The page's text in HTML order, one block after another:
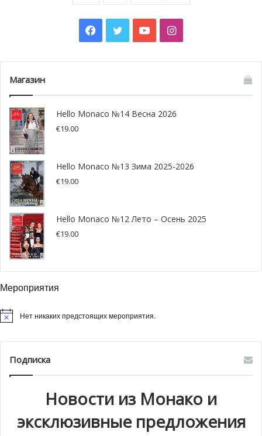
Facebook
TwitterYouTubeInstagram
Магазин
Hello Monaco №14 Весна 2026
€19.00
Hello Monaco №13 Зима 2025-2026
€19.00
Hello Monaco №12 Лето – Осень 2025
€19.00
Мероприятия
Нет никаких предстоящих мероприятия.
Подписка
Новости из Монако и
эксклюзивные предложения